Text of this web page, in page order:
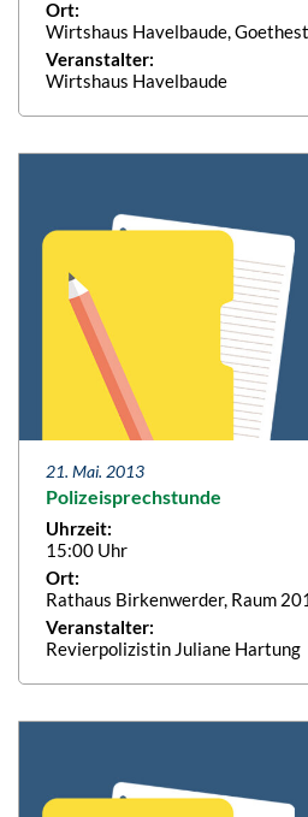
Ort:
Wirtshaus Havelbaude,
Veranstalter:
Wirtshaus Havelbaude
21. Mai. 2013
Polizeisprechstunde
Uhrzeit:
15:00 Uhr
Ort:
Rathaus Birkenwerder, Raum 201
Veranstalter:
Revierpolizistin Juliane Hartung